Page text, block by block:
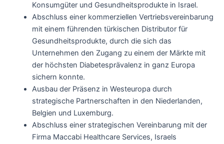
Konsumgüter und Gesundheitsprodukte in Israel.
Abschluss einer kommerziellen Vertriebsvereinbarung
mit einem führenden türkischen Distributor für
Gesundheitsprodukte, durch die sich das
Unternehmen den Zugang zu einem der Märkte mit
der höchsten Diabetesprävalenz in ganz Europa
sichern konnte.
Ausbau der Präsenz in Westeuropa durch
strategische Partnerschaften in den Niederlanden,
Belgien und Luxemburg.
Abschluss einer strategischen Vereinbarung mit der
Firma Maccabi Healthcare Services, Israels